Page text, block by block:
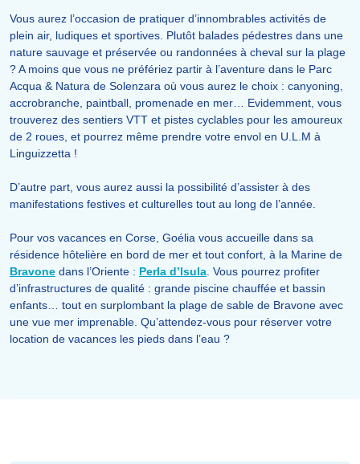
Vous aurez l’occasion de pratiquer d’innombrables activités de
plein air, ludiques et sportives. Plutôt balades pédestres dans une
nature sauvage et préservée ou randonnées à cheval sur la plage
? A moins que vous ne préfériez partir à l’aventure dans le Parc
Acqua & Natura de Solenzara où vous aurez le choix : canyoning,
accrobranche, paintball, promenade en mer… Evidemment, vous
trouverez des sentiers VTT et pistes cyclables pour les amoureux
de 2 roues, et pourrez même prendre votre envol en U.L.M à
Linguizzetta !
D’autre part, vous aurez aussi la possibilité d’assister à des
manifestations festives et culturelles tout au long de l’année.
Pour vos vacances en Corse, Goélia vous accueille dans sa
résidence hôtelière en bord de mer et tout confort, à la Marine de
Bravone dans l’Oriente : Perla d’Isula . Vous pourrez profiter
d’infrastructures de qualité : grande piscine chauffée et bassin
enfants… tout en surplombant la plage de sable de Bravone avec
une vue mer imprenable. Qu’attendez-vous pour réserver votre
location de vacances les pieds dans l’eau ?